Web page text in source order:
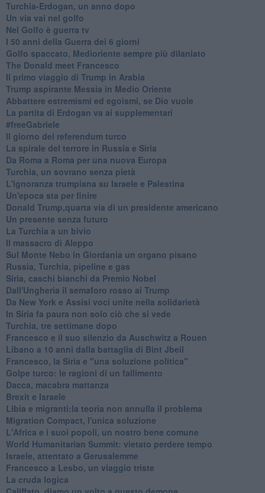
Turchia-Erdogan, un anno dopo
Un via vai nel golfo
Nel Golfo è guerra tv
I 50 anni della Guerra dei 6 giorni
Golfo spaccato, Medioriente sempre più dilaniato
The Donald meet Francesco
Il primo viaggio di Trump in Arabia
Trump aspirante Messia in Medio Oriente
Abbattere estremismi ed egoismi, se Dio vuole
La partita di Erdogan va ai supplementari
#freeGabriele
Il giorno del referendum turco
La spirale del terrore in Russia e Siria
Da Roma a Roma per una nuova Europa
Turchia, un sovrano senza pietà
L'ignoranza trumpiana su Israele e Palestina
Un'epoca sta per finire
Donald Trump,quarta via di un presidente americano
Un presente senza futuro
La Turchia a un bivio
Il massacro di Aleppo
Sul Monte Nebo in Giordania un organo pisano
Russia, Turchia, pipeline e gas
Siria, caschi bianchi da Premio Nobel
Dall'Ungheria il semaforo rosso ai Trump
Da New York e Assisi voci unite nella solidarietà
In Siria fa paura non solo ciò che si vede
Turchia, tre settimane dopo
Francesco e il suo silenzio da Auschwitz a Rouen
Libano a 10 anni dalla battaglia di Bint Jbeil
Francesco, la Siria e "una soluzione politica"
Golpe turco: le ragioni di un fallimento
Dacca, macabra mattanza
Brexit e Israele
Libia e migranti:la teoria non annulla il problema
Migration Compact, l'unica soluzione
L'Africa e i suoi popoli, un nostro bene comune
World Humanitarian Summit: vietato perdere tempo
Israele, attentato a Gerusalemme
Francesco a Lesbo, un viaggio triste
La cruda logica